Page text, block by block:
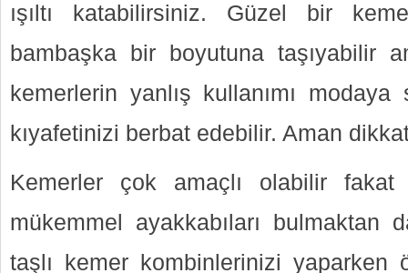
ışıltı katabilirsiniz. Güzel bir
bambaşka bir boyutuna taşıyabilir
kemerlerin yanlış kullanımı
kıyafetinizi berbat edebilir. Aman
Kemerler çok amaçlı olabilir
mükemmel ayakkabıları bulmaktan
taşlı kemer kombinlerinizi yaparken